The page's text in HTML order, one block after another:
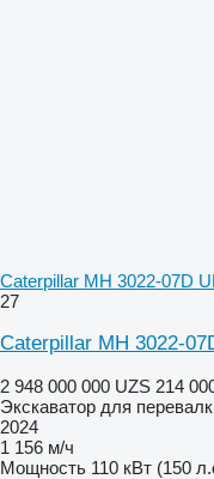
Caterpillar MH 3022-07D
27
Caterpillar MH 3022-
2 948 000 000 UZS 214
Экскаватор для
2024
1 156 м/ч
Мощность 110 кВт (150